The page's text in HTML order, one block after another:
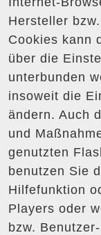
Hersteller
Cookies kann
über die
unterbunden
insoweit die
ändern. Auch
und
genutzten
benutzen Sie
Hilfefunktion
Players oder
bzw.